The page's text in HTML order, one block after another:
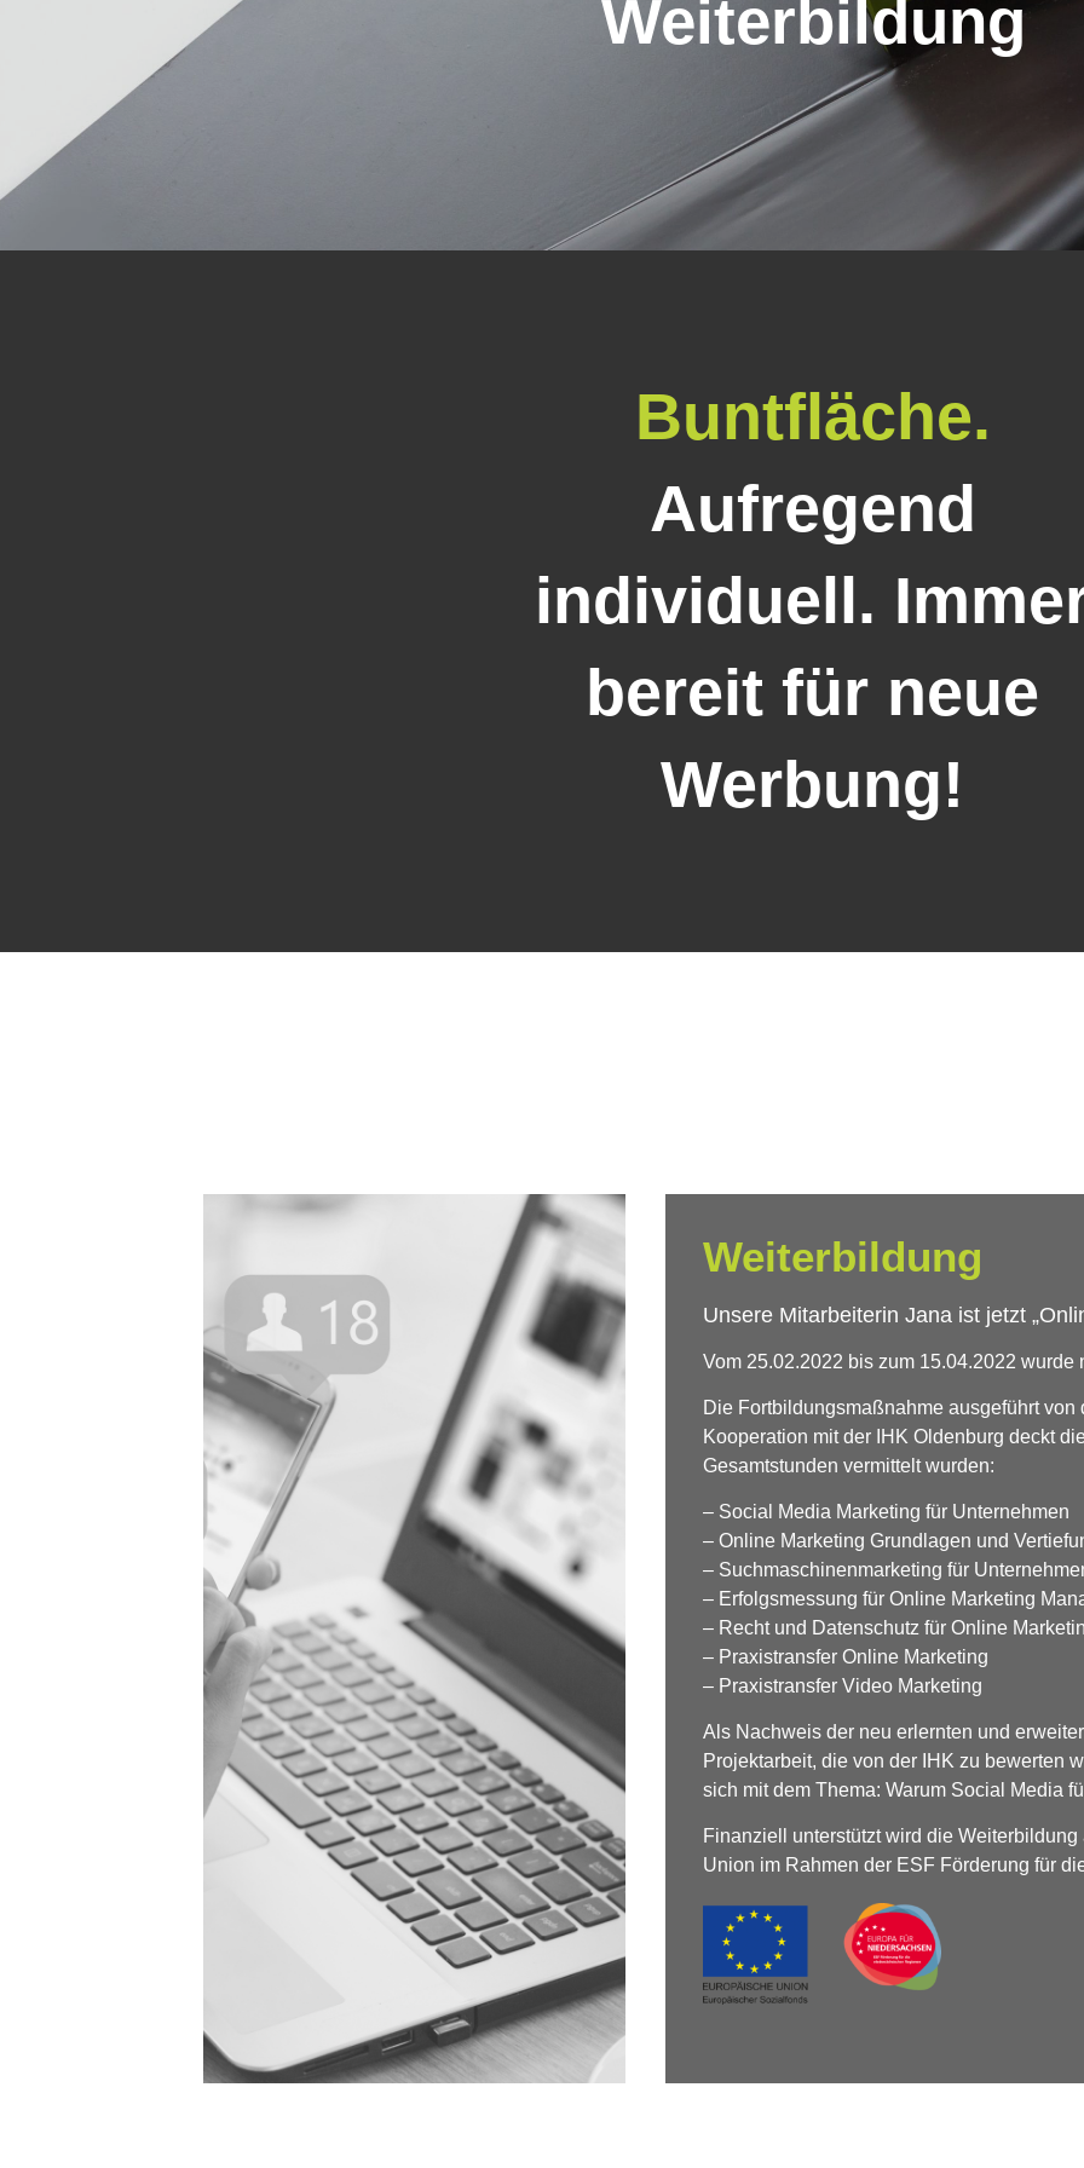
Weiterbildung
Buntfläche.
Aufregend
individuell.
bereit für neue
Werbung!
Weiterbildung
Unsere Mitarbeiterin Jana ist jetzt
Vom 25.02.2022 bis zum 15.04.2022
Die Fortbildungsmaßnahme ausgeführt von
Kooperation mit der IHK Oldenburg deckt
Gesamtstunden vermittelt wurden:
– Social Media Marketing für Unternehmen
– Online Marketing Grundlagen und
– Suchmaschinenmarketing für
– Erfolgsmessung für Online Marketing
– Recht und Datenschutz für Online
– Praxistransfer Online Marketing
– Praxistransfer Video Marketing
Als Nachweis der neu erlernten und
Projektarbeit, die von der IHK zu bewerten
sich mit dem Thema: Warum Social Media
Finanziell unterstützt wird die
Union im Rahmen der ESF Förderung für